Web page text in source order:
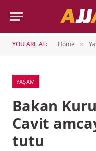
YOU ARE AT: Home »
YAŞAM
Bakan
Cavit
tutu